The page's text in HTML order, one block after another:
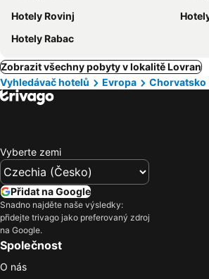
Hotely Rovinj
Hotely Rabac
Zobrazit všechny pobyty v lokalitě Lovran
Vyhledávač hotelů
Evropa Chorvatsko
Vyberte zemi
Přidat na Google
Snadno najděte naše výsledky:
přidejte trivago jako preferovaný zdroj
na Google.
Společnost
O nás